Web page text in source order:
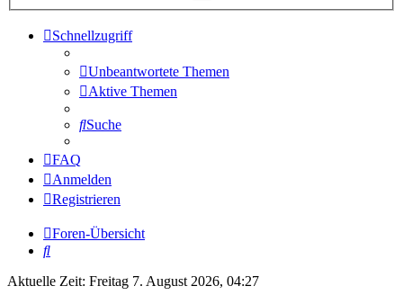
Schnellzugriff
Unbeantwortete Themen
Aktive Themen
Suche
FAQ
Anmelden
Registrieren
Foren-Übersicht
Suche
Aktuelle Zeit: Freitag 7. August 2026, 04:27